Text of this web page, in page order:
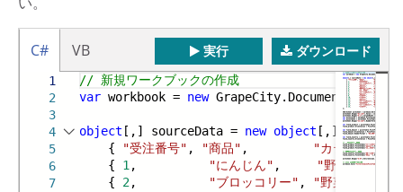
C# VB 実行 ダウンロード
1
2
3
4
5
6
7
// 新規ワークブックの作成
var workbook = new
object [,] sourceData = new object [,] {
{
"受注番号" , "商品" , "カテゴリ"
{ 1 , "にんじん" , "野菜",
{ 2, "ブロッコリー" , "野菜"